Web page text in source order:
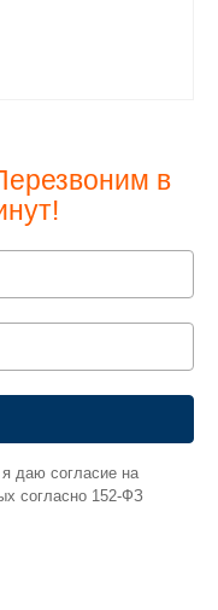
в
даю согласие на
согласно 152-ФЗ